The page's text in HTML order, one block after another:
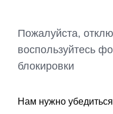
Пожалуйста,
воспользуйтесь
блокировки
Нам нужно